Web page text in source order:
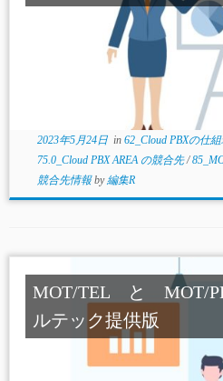
2023年5月24日in 62_Cloud PBXの仕
75.0_Cloud PBX AREA の競合先/
競合先情報by編集R
MOT/TEL と MOT/
ルテック提供版